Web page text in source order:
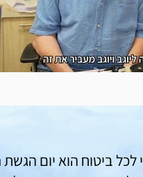
ביטוח הוא יום